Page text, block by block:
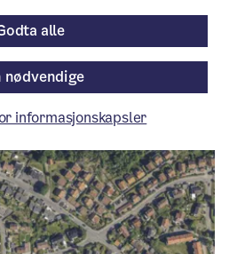
Leirvik North.
22.06.2026
nødvendige
alle
informasjonskapsler